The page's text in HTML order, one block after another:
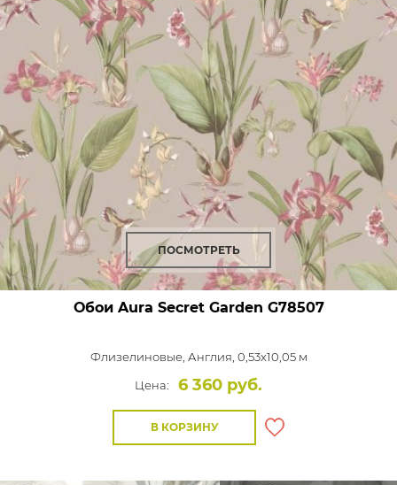
ПОСМОТРЕТЬ
Обои Aura Secret Garden G78507
Флизелиновые, Англия, 0,53x10,05 м
Цена:
6 360 руб.
В КОРЗИНУ